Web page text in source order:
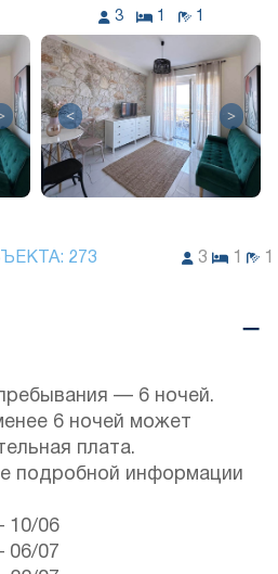
3 1 1
< >
273 3 1 1
— 6 ночей.
6 ночей может
плата.
подробной информации
10/06
06/07